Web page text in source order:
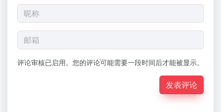
评论审核已启用。您的评论可能需要一段时间后才能被显示。
发表评论